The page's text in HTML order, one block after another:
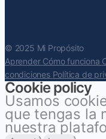
© 2025 Mi Propósito
Aprender Cómo funciona
condiciones Política de
Cookie policy
Usamos
que tengas la
nuestra